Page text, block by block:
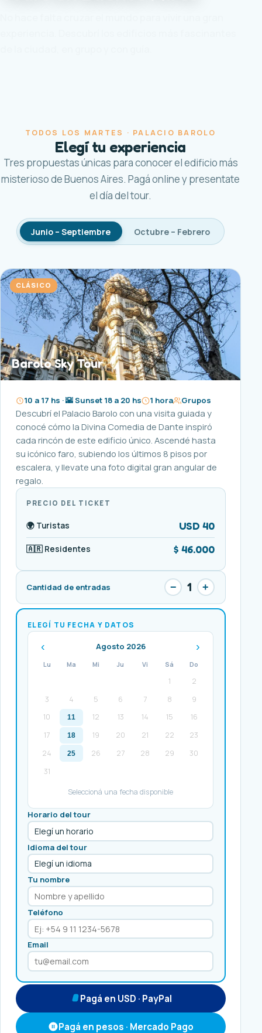
TODOS LOS MARTES · PALACIO BAROLO
Elegí tu experiencia
Tres propuestas únicas para conocer el edificio más
misterioso de Buenos Aires. Pagá online y presentate
el día del tour.
Junio – Septiembre Octubre – Febrero
CLÁSICO
Barolo Sky Tour
10 a 17 hs · 🌇 Sunset 18 a 20 hs 1 hora Grupos
Descubrí el Palacio Barolo con una visita guiada y
conocé cómo la Divina Comedia de Dante inspiró
cada rincón de este edificio único. Ascendé hasta
su icónico faro, subiendo los últimos 8 pisos por
escalera, y llevate una foto digital gran angular de
regalo.
PRECIO DEL TICKET
🌍 Turistas USD 40
🇦🇷 Residentes $ 46.000
Cantidad de entradas − 1 +
ELEGÍ TU FECHA Y DATOS
‹ Agosto 2026 ›
Lu Ma Mi Ju Vi Sá Do
1
2
3
4 5 6 7 8
9
10
11 12 13 14 15
16
17
18 19 20 21 22
23
24
25 26 27 28 29
30
31
Seleccioná una fecha disponible
Horario del tour
Idioma del tour
Tu nombre
Teléfono
Email
Pagá en USD · PayPal
Pagá en pesos · Mercado Pago